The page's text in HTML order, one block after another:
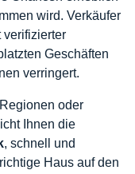
wird. Verkäufer
verifizierter
Geschäften
verringert.
oder
Ihnen die
, schnell und
Haus auf den